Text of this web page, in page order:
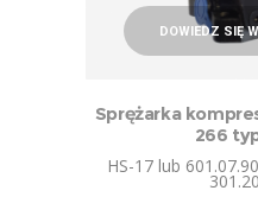
DOWIEDZ SIĘ
Sprężarka
266
HS-17 lub